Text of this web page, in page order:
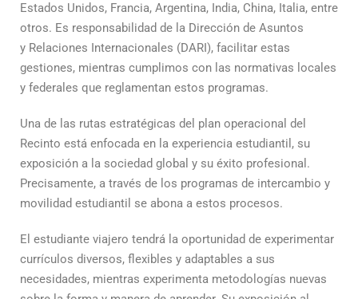
Estados Unidos, Francia, Argentina, India, China, Italia, entre
otros. Es responsabilidad de la Dirección de Asuntos
y Relaciones Internacionales (DARI), facilitar estas
gestiones, mientras cumplimos con las normativas locales
y federales que reglamentan estos programas.
Una de las rutas estratégicas del plan operacional del
Recinto está enfocada en la experiencia estudiantil, su
exposición a la sociedad global y su éxito profesional.
Precisamente, a través de los programas de intercambio y
movilidad estudiantil se abona a estos procesos.
El estudiante viajero tendrá la oportunidad de experimentar
currículos diversos, flexibles y adaptables a sus
necesidades, mientras experimenta metodologías nuevas